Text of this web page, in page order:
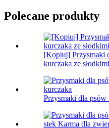
Polecane produkty
[Kopiuj] Przysmaki
kurczaka ze
Przysmaki dla psów